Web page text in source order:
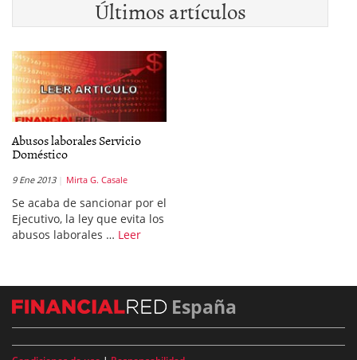
Últimos artículos
Abusos laborales Servicio
Doméstico
9 Ene 2013 Mirta G. Casale
Se acaba de sancionar por el
Ejecutivo, la ley que evita los
abusos laborales … Leer
España